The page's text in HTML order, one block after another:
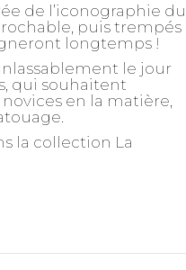
de l’iconographie du
puis trempés
longtemps !
le jour
qui souhaitent
en la matière,
la collection La